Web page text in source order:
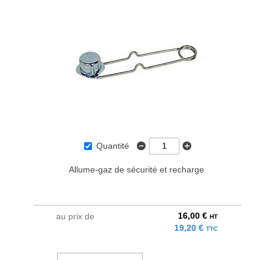
Quantité
Allume-gaz de sécurité et recharge
au prix de 16,00 € HT
19,20 € TTC